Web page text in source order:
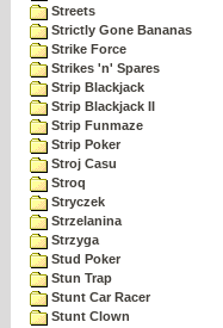
Streets
Strictly Gone Bananas
Strike Force
Strikes 'n' Spares
Strip Blackjack
Strip Blackjack II
Strip Funmaze
Strip Poker
Stroj Casu
Stroq
Stryczek
Strzelanina
Strzyga
Stud Poker
Stun Trap
Stunt Car Racer
Stunt Clown